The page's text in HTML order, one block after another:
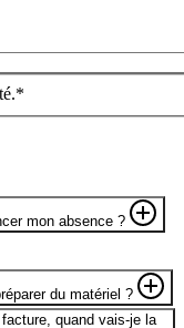
.*
mon absence ?
026 305 27 60 ou par
formateur.trice.
sur pied des cours
du matériel ?
de votre formation,
quand vais-je la